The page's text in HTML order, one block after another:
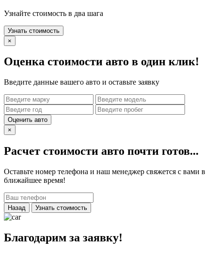
Узнайте стоимость в два шага
Узнать стоимость
×
Оценка стоимости авто в один клик!
Введите данные вашего авто и оставьте заявку
Оценить авто
×
Расчет стоимости авто почти готов...
Оставьте номер телефона и наш менеджер свяжется с вами в
ближайшее время!
Назад Узнать стоимость
Благодарим за заявку!